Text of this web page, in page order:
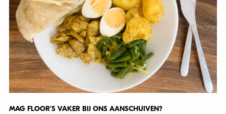
MAG FLOOR’S VAKER BIJ ONS AANSCHUIVEN?